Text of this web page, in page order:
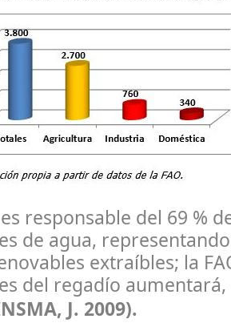
responsable del 69 %
de agua,
extraíbles; la
del regadío aumentará,
J. 2009).